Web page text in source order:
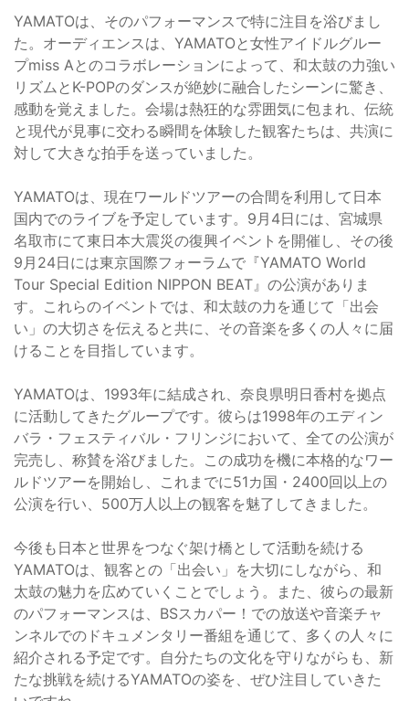
YAMATOは、そのパフォーマンスで特に注目を浴びまし
た。オーディエンスは、YAMATOと女性アイドルグルー
プmiss Aとのコラボレーションによって、和太鼓の力強い
リズムとK-POPのダンスが絶妙に融合したシーンに驚き、
感動を覚えました。会場は熱狂的な雰囲気に包まれ、伝統
と現代が見事に交わる瞬間を体験した観客たちは、共演に
対して大きな拍手を送っていました。
YAMATOは、現在ワールドツアーの合間を利用して日本
国内でのライブを予定しています。9月4日には、宮城県
名取市にて東日本大震災の復興イベントを開催し、その後
9月24日には東京国際フォーラムで『YAMATO World
Tour Special Edition NIPPON BEAT』の公演がありま
す。これらのイベントでは、和太鼓の力を通じて「出会
い」の大切さを伝えると共に、その音楽を多くの人々に届
けることを目指しています。
YAMATOは、1993年に結成され、奈良県明日香村を拠点
に活動してきたグループです。彼らは1998年のエディン
バラ・フェスティバル・フリンジにおいて、全ての公演が
完売し、称賛を浴びました。この成功を機に本格的なワー
ルドツアーを開始し、これまでに51カ国・2400回以上の
公演を行い、500万人以上の観客を魅了してきました。
今後も日本と世界をつなぐ架け橋として活動を続ける
YAMATOは、観客との「出会い」を大切にしながら、和
太鼓の魅力を広めていくことでしょう。また、彼らの最新
のパフォーマンスは、BSスカパー！での放送や音楽チャ
ンネルでのドキュメンタリー番組を通じて、多くの人々に
紹介される予定です。自分たちの文化を守りながらも、新
たな挑戦を続けるYAMATOの姿を、ぜひ注目していきた